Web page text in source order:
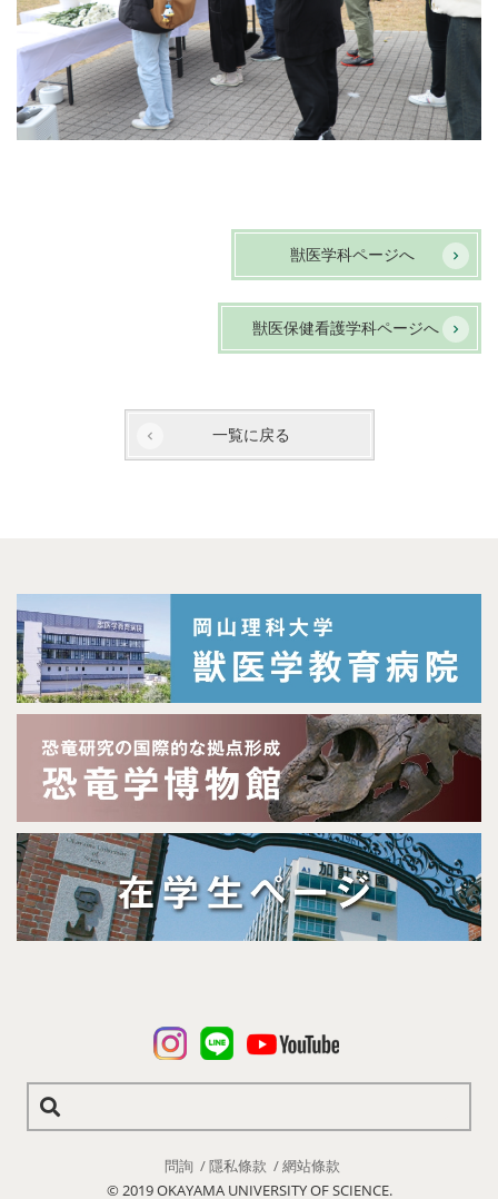
獣医学科ページへ
獣医保健看護学科ページへ
一覧に戻る
問詢 隱私條款
網站條款
© 2019 OKAYAMA UNIVERSITY OF SCIENCE.